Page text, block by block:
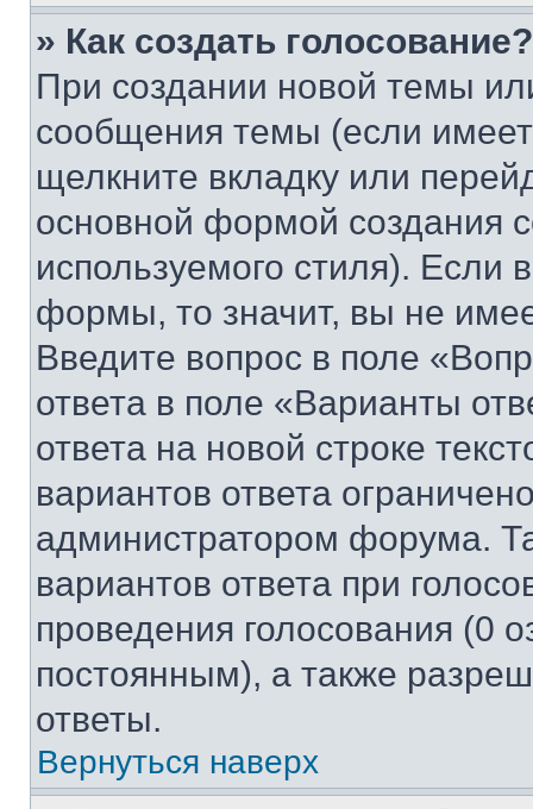
» Как создать голосование?
При создании новой темы
сообщения темы (если
щелкните вкладку или
основной формой создания
используемого стиля). Если
формы, то значит, вы не
Введите вопрос в поле
ответа в поле «Варианты
ответа на новой строке
вариантов ответа
администратором форума.
вариантов ответа при
проведения голосования (0
постоянным), а также
ответы.
Вернуться наверх